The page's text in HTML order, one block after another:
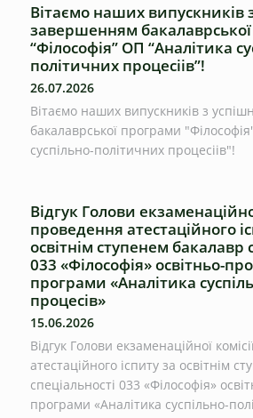
Вітаємо наших випускників
завершенням
“Філософія” ОП “Аналітика
політичних процесіів”!
26.07.2026
Вітаємо наших випускників з
бакалаврської програми
суспільно-політичних процесіів"!
Відгук Голови
проведення атестаційного
освітнім ступенем бакалавр
033 «Філософія» освітньо-
програми «Аналітика
процесів»
15.06.2026
Відгук Голови екзаменаційної
атестаційного іспиту за освітнім
спеціальності 033 «Філософія»
програми «Аналітика суспільно-